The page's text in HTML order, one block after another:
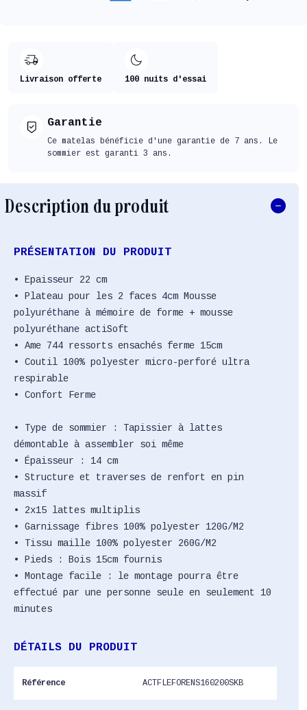
Livraison offerte 100 nuits d'essai
Garantie
Ce matelas bénéficie d'une garantie de 7 ans. Le
sommier est garanti 3 ans.
Description du produit
PRÉSENTATION DU PRODUIT
• Epaisseur 22 cm
• Plateau pour les 2 faces 4cm Mousse
polyuréthane à mémoire de forme + mousse
polyuréthane actiSoft
• Ame 744 ressorts ensachés ferme 15cm
• Coutil 100% polyester micro-perforé ultra
respirable
• Confort Ferme
• Type de sommier : Tapissier à lattes
démontable à assembler soi même
• Épaisseur : 14 cm
• Structure et traverses de renfort en pin
massif
• 2x15 lattes multiplis
• Garnissage fibres 100% polyester 120G/M2
• Tissu maille 100% polyester 260G/M2
• Pieds : Bois 15cm fournis
• Montage facile : le montage pourra être
effectué par une personne seule en seulement 10
minutes
DÉTAILS DU PRODUIT
Référence ACTFLEFORENS160200SKB